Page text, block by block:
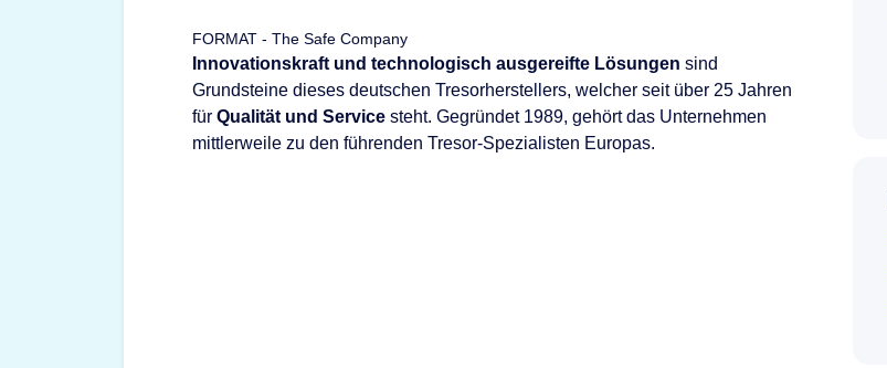
FORMAT - The Safe Company
Innovationskraft und technologisch ausgereifte Lösungen sind
Grundsteine dieses deutschen Tresorherstellers, welcher seit über 25 Jahren
für Qualität und Service steht. Gegründet 1989, gehört das Unternehmen
mittlerweile zu den führenden Tresor-Spezialisten Europas.